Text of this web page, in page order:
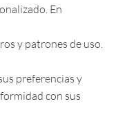
En
y patrones de uso.
preferencias y
con sus